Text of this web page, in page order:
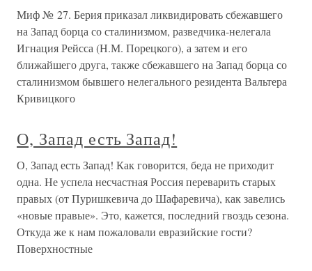
Миф № 27. Берия приказал ликвидировать сбежавшего
на Запад борца со сталинизмом, разведчика-нелегала
Игнация Рейсса (Н.М. Порецкого), а затем и его
ближайшего друга, также сбежавшего на Запад борца со
сталинизмом бывшего нелегального резидента Вальтера
Кривицкого
О, Запад есть Запад!
О, Запад есть Запад! Как говорится, беда не приходит
одна. Не успела несчастная Россия переварить старых
правых (от Пуришкевича до Шафаревича), как завелись
«новые правые». Это, кажется, последний гвоздь сезона.
Откуда же к нам пожаловали евразийские гости?
Поверхностные